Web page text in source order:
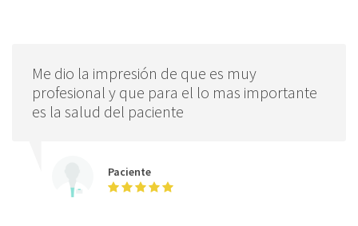
Me dio la impresión de que es muy
profesional y que para el lo mas importante
es la salud del paciente
Paciente